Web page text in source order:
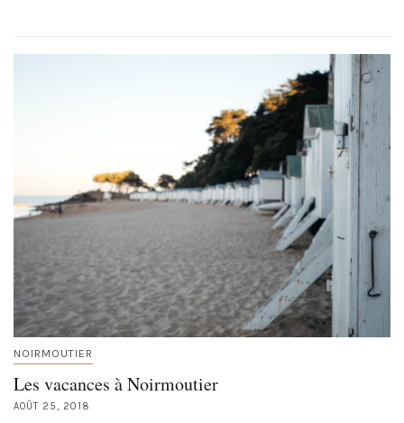
NOIRMOUTIER
Les vacances à Noirmoutier
AOÛT 25, 2018